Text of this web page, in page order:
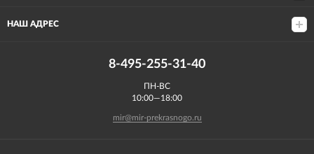
НАШ АДРЕС
8-495-255-31-40
ПН-ВС
10:00—18:00
mir@mir-prekrasnogo.ru